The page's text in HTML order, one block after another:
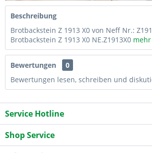
Beschreibung
Brotbackstein Z 1913 X0 von Neff Nr.:
Brotbackstein Z 1913 X0 NE.Z1913X0 mehr
Bewertungen
0
Bewertungen lesen, schreiben und
Service Hotline
Shop Service